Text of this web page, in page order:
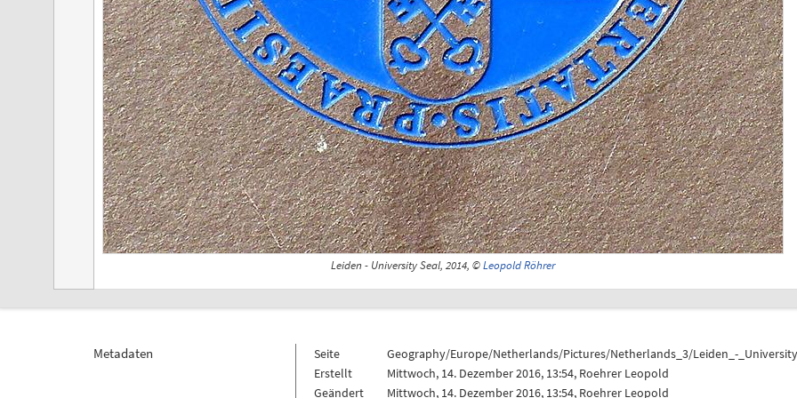
Leiden - University Seal, 2014, ©Leopold Röhrer
Metadaten Seite
Geography/Europe/Netherlands/Pictures/Netherlands_3/Leiden_-
Erstellt
Mittwoch, 14. Dezember 2016, 13:54, Roehrer Leopold
Geändert
Mittwoch, 14. Dezember 2016, 13:54, Roehrer Leopold